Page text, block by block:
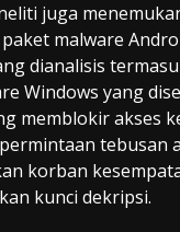
juga
malware
dianalisis
Windows yang
memblokir akses
tebusan
korban
kunci dekripsi.